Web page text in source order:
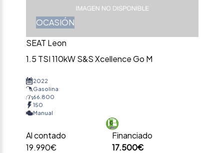
OCASIÓN
SEAT Leon
1.5 TSI 110kW S&S Xcellence Go M
2022
Gasolina
66.800
150
Manual
Al contado
19.990€
Financiado
17.500€